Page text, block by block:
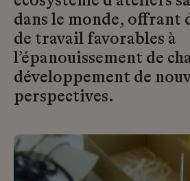
dans le monde, offrant
de travail favorables à
l’épanouissement de
développement de
perspectives.